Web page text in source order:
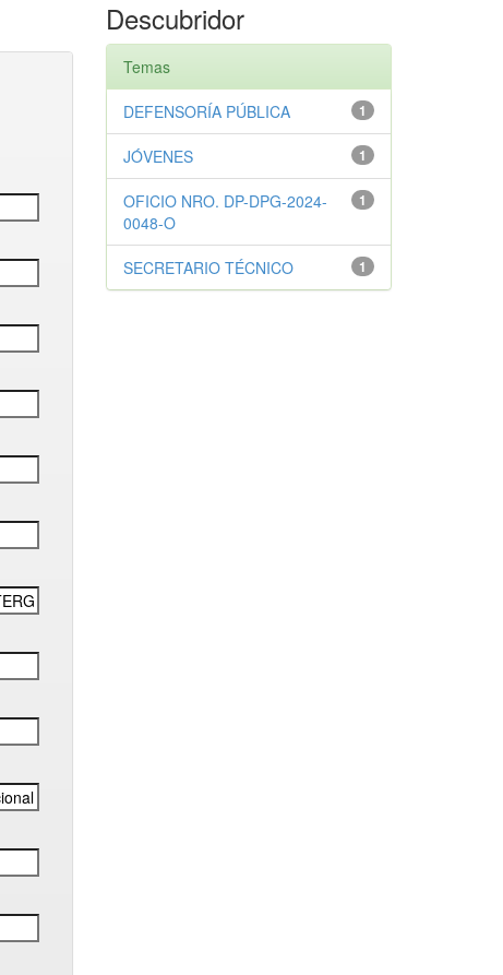
Descubridor
Temas
1
DEFENSORÍA PÚBLICA
1
JÓVENES
1
OFICIO NRO. DP-DPG-2024-
0048-O
1
SECRETARIO TÉCNICO